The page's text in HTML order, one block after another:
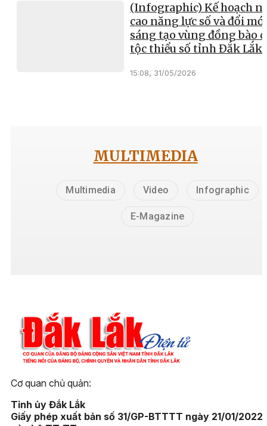
(Infographic) Kế hoạch
cao năng lực số và đổi mới
sáng tạo vùng đồng bào
tộc thiểu số tỉnh Đắk Lắk
15:08, 31/05/2026
MULTIMEDIA
Multimedia Video Infographic
E-Magazine
Cơ quan chủ quản:
Tỉnh ủy Đắk Lắk
Giấy phép xuất bản số 31/GP-BTTTT ngày 21/01/2022